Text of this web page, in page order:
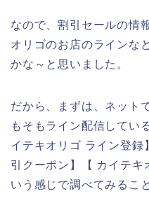
なので、割引セールの情
オリゴのお店のラインな
かな～と思いました。
だから、まずは、ネット
もそもライン配信してい
イテキオリゴ ライン登録
引クーポン】【 カイテキ
いう感じで調べてみるこ